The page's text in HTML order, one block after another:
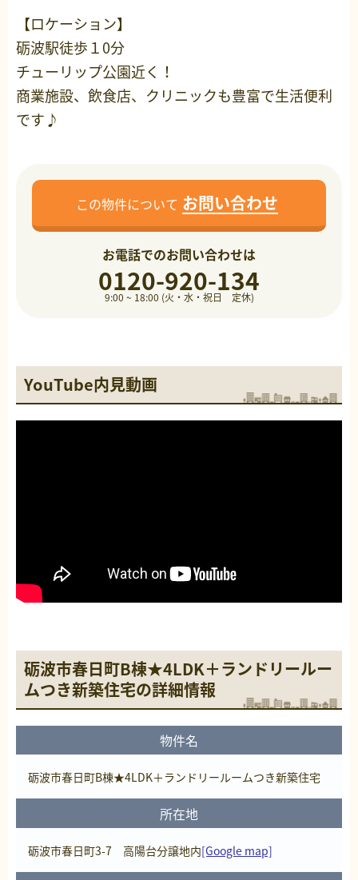
【ロケーション】
砺波駅徒歩１0分
チューリップ公園近く！
商業施設、飲食店、クリニックも豊富で生活便利
です♪
この物件について お問い合わせ
お電話でのお問い合わせは
0120-920-134
9:00 ~ 18:00 (火・水・祝日 定休)
YouTube内見動画
砺波市春日町B棟★4LDK＋ランドリールー
ムつき新築住宅の詳細情報
物件名
砺波市春日町B棟★4LDK＋ランドリールームつき新築住宅
所在地
砺波市春日町3-7 高陽台分譲地内[Google map]